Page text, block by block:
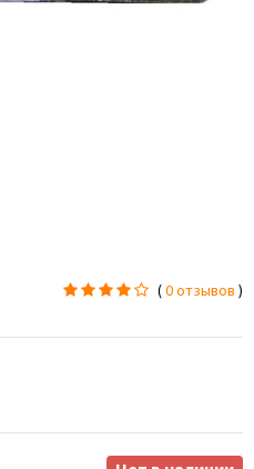
(0 отзывов )